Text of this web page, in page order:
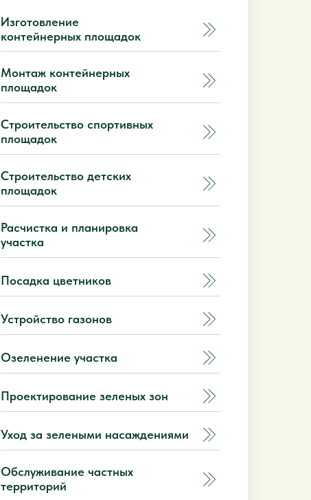
Обслуживание частных
территорий
Уход за зелеными насаждениями
Проектирование зеленых зон
Озеленение участка
Устройство газонов
Посадка цветников
Расчистка и планировка
участка
Строительство детских
площадок
Строительство спортивных
площадок
Монтаж контейнерных
площадок
Изготовление
контейнерных площадок